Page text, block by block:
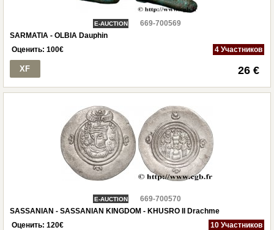
E-AUCTION
669-700569
SARMATIA - OLBIA Dauphin
Оценить: 100€ 4 Участников
XF 26 €
E-AUCTION
669-700570
SASSANIAN - SASSANIAN KINGDOM - KHUSRO II Drachme
Оценить: 120€ 10 Участников